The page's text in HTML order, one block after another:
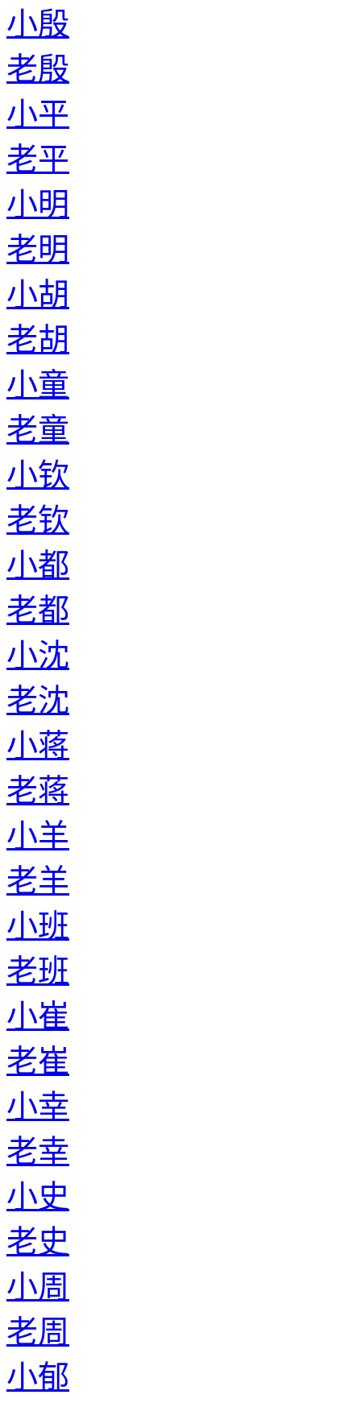
小殷
老殷
小平
老平
小明
老明
小胡
老胡
小童
老童
小钦
老钦
小都
老都
小沈
老沈
小蒋
老蒋
小羊
老羊
小班
老班
小崔
老崔
小幸
老幸
小史
老史
小周
老周
小郁